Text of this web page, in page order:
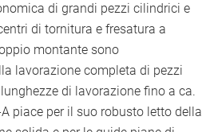
di grandi pezzi cilindrici e
di tornitura e fresatura a
montante sono
lavorazione completa di pezzi
di lavorazione fino a ca.
piace per il suo robusto letto della